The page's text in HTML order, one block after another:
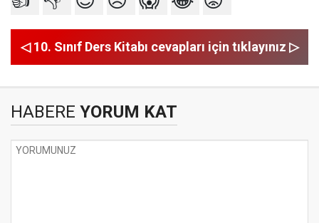
◁ 10. Sınıf Ders Kitabı cevapları için tıklayınız ▷
HABERE YORUM KAT